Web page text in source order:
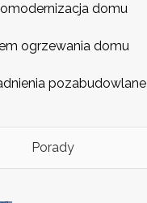
domu
ogrzewania domu
pozabudowlane
Porady